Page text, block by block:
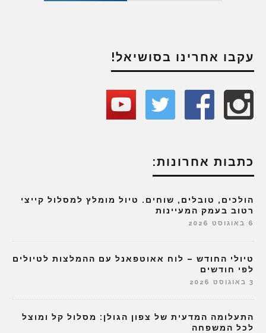
עקבו אחרינו בסושיאל!
כתבות אחרונות:
הולכים, טובלים, שוחים. טיול מומלץ למסלול קייצי
רטוב בעמק המעיינות
6 באוגוסט 2026
טיולי החודש – לוח אאוטפאנל עם ההמלצות לטיולים
לפי חודשים
3 באוגוסט 2026
התעלומה המדעית של צפון הגולן: מסלול קל ומוצל
לכל המשפחה